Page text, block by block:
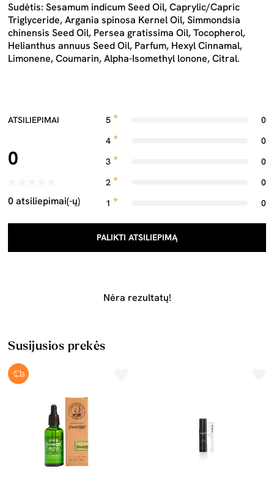
Sudėtis: Sesamum indicum Seed Oil, Caprylic/Capric
Triglyceride, Argania spinosa Kernel Oil, Simmondsia
chinensis Seed Oil, Persea gratissima Oil, Tocopherol,
Helianthus annuus Seed Oil, Parfum, Hexyl Cinnamal,
Limonene, Coumarin, Alpha-Isomethyl lonone, Citral.
ATSILIEPIMAI
0
0 atsiliepimai(-ų)
5
0
4
0
3
0
2
0
1
0
PALIKTI ATSILIEPIMĄ
Nėra rezultatų!
Susijusios prekės